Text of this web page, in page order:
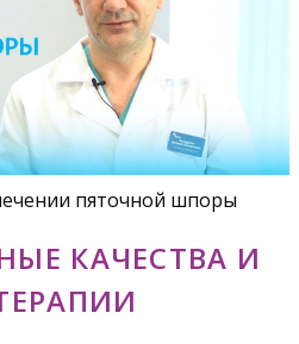
пяточной шпоры
КАЧЕСТВА И